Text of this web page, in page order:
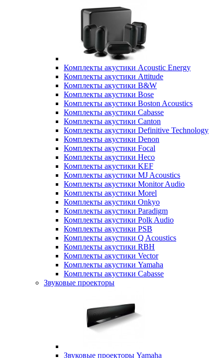
Комплекты акустики Acoustic Energy
Комплекты акустики Attitude
Комплекты акустики B&W
Комплекты акустики Bose
Комплекты акустики Boston Acoustics
Комплекты акустики Cabasse
Комплекты акустики Canton
Комплекты акустики Definitive Technology
Комплекты акустики Denon
Комплекты акустики Focal
Комплекты акустики Heco
Комплекты акустики KEF
Комплекты акустики MJ Acoustics
Комплекты акустики Monitor Audio
Комплекты акустики Morel
Комплекты акустики Onkyo
Комплекты акустики Paradigm
Комплекты акустики Polk Audio
Комплекты акустики PSB
Комплекты акустики Q Acoustics
Комплекты акустики RBH
Комплекты акустики Vector
Комплекты акустики Yamaha
Комплекты акустики Сabasse
Звуковые проекторы
Звуковые проекторы Yamaha